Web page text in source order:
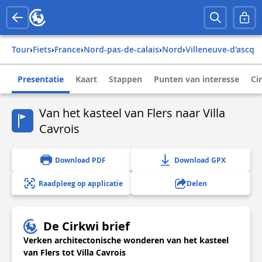
Tour› Fiets› france› nord-pas-de-calais› nord› villeneuve-d'ascq
Presentatie Kaart Stappen Punten van interesse
Van het kasteel van Flers naar Villa
Cavrois
Download PDF Download GPX
Raadpleeg op applicatie Delen
De Cirkwi brief
Verken architectonische wonderen van het kasteel
van Flers tot Villa Cavrois